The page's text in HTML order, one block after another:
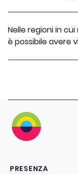
Nelle regioni in
è possibile avere
PRESENZA